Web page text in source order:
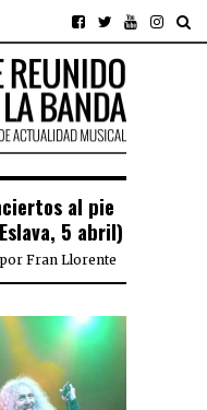
al pie
5 abril)
por Fran Llorente